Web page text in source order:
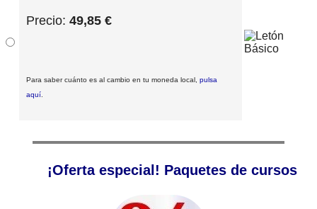
Precio: 49,85 €
Para saber cuánto es al cambio en tu moneda local, pulsa
aquí
¡Oferta especial! Paquetes de cursos